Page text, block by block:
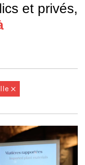
et privés,
artistique